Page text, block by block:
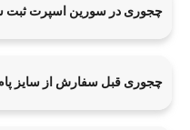
چجوری در سورین اسپرت ثبت
چجوری قبل سفارش از سایز